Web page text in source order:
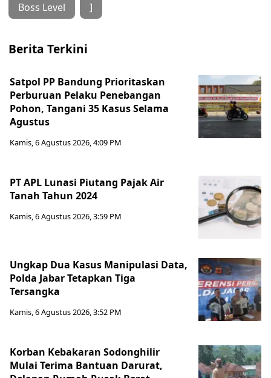
Boss Level ]
Berita Terkini
Satpol PP Bandung Prioritaskan
Perburuan Pelaku Penebangan
Pohon, Tangani 35 Kasus Selama
Agustus
Kamis, 6 Agustus 2026, 4:09 PM
PT APL Lunasi Piutang Pajak Air
Tanah Tahun 2024
Kamis, 6 Agustus 2026, 3:59 PM
Ungkap Dua Kasus Manipulasi Data,
Polda Jabar Tetapkan Tiga
Tersangka
Kamis, 6 Agustus 2026, 3:52 PM
Korban Kebakaran Sodonghilir
Mulai Terima Bantuan Darurat,